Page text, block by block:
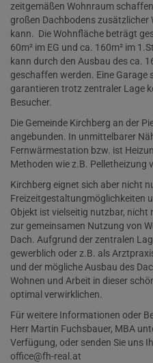
zeitgemäßen Wohnraum
großen Dachbodens
kann. Die Wohnfläche beträgt
60m² im EG und ca. 160m² im
kann durch den Ausbau des ca.
geschaffen werden. Eine Garage
garantieren trotz zentraler Lage
Besucher.
Die Gemeinde Kirchberg an der
angebunden. In unmittelbarer
Fernwärmestation bzw. ist
Methoden wie z.B. Pelletheizung
Kirchberg eignet sich aber nicht
Freizeitgestaltungmöglichkeiten
Objekt ist vielseitig nutzbar, nicht
zur gemeinsamen Nutzung von
Dach. Aufgrund der zentralen
gewerblich oder z.B. als
und der mögliche Ausbau des
Wohnen und Arbeit in dieser
optimal verwirklichen.
Für weitere Informationen oder
Herr Martin Fuchsbauer, MBA
Verfügung, oder senden Sie uns
office@fh-real.at